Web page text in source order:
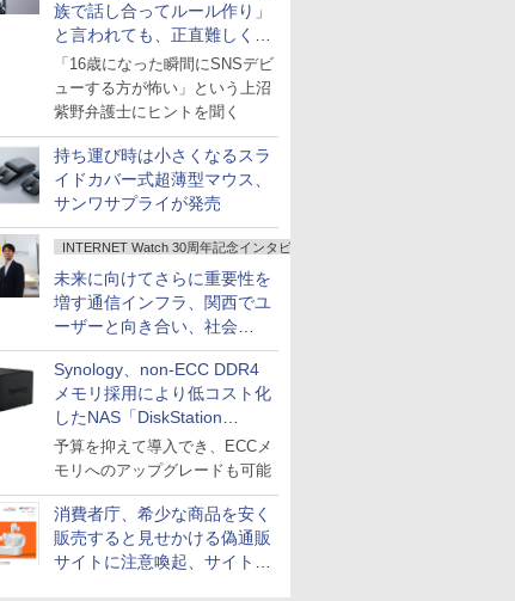
族で話し合ってルール作り」
と言われても、正直難しくな
いですか？
「16歳になった瞬間にSNSデビ
ューする方が怖い」という上沼
紫野弁護士にヒントを聞く
持ち運び時は小さくなるスラ
イドカバー式超薄型マウス、
サンワサプライが発売
INTERNET Watch 30周年記念インタビュー
未来に向けてさらに重要性を
増す通信インフラ、関西でユ
ーザーと向き合い、社会
の“あたらしい”を起動し続け
る～オプテージ
Synology、non-ECC DDR4
メモリ採用により低コスト化
したNAS「DiskStation
neo+」シリーズ
予算を抑えて導入でき、ECCメ
モリへのアップグレードも可能
消費者庁、希少な商品を安く
販売すると見せかける偽通販
サイトに注意喚起、サイト名